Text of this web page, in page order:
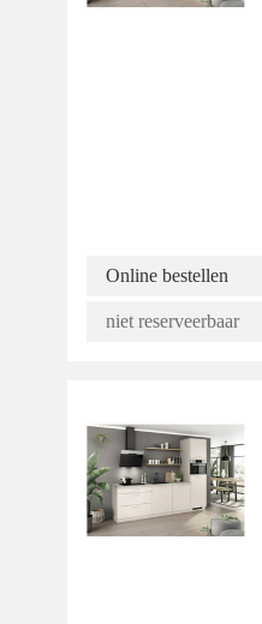
Online bestellen
niet reserveerbaar